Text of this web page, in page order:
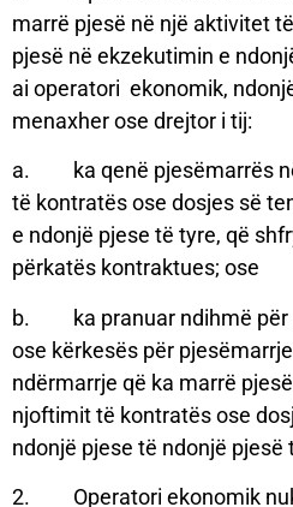
marrë pjesë në një aktivitet
pjesë në ekzekutimin e
ai operatori ekonomik,
menaxher ose drejtor i tij:
a. ka qenë pjesëmarrës
të kontratës ose dosjes së
e ndonjë pjese të tyre, që
përkatës kontraktues; ose
b. ka pranuar ndihmë për
ose kërkesës për
ndërmarrje që ka marrë
njoftimit të kontratës ose
ndonjë pjese të ndonjë
2. Operatori ekonomik nuk